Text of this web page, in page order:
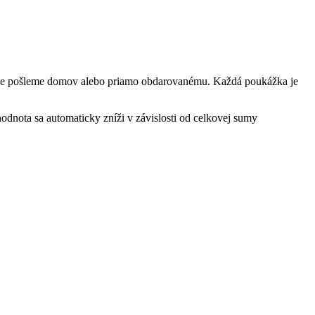
domov alebo priamo obdarovanému. Každá poukážka je
sa automaticky zníži v závislosti od celkovej sumy